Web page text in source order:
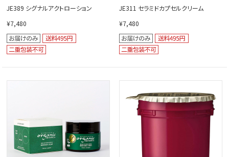
JE389 シグナルアクトローション
¥7,480
JE311 セラミドカプセルクリーム
¥7,480